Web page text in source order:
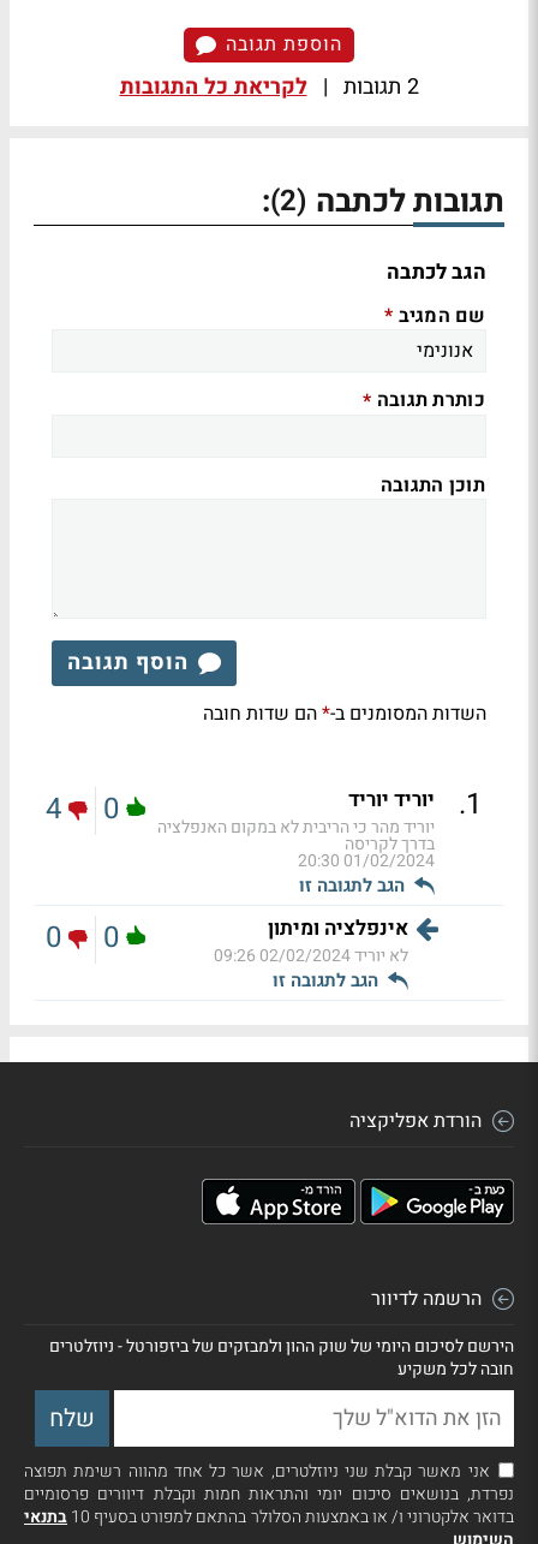
הוספת תגובה
2 תגובות | לקריאת כל התגובות
תגובות לכתבה (2)
:
הגב לכתבה
שם המגיב *
כותרת תגובה *
תוכן התגובה
הוסף תגובה
השדות המסומנים ב-*הם שדות חובה
1
. יוריד יוריד
יוריד מהר כי הריבית לא במקום האנפלציה
בדרך לקריסה
01/02/2024 20:30
הגב לתגובה זו
0
4
אינפלציה ומיתון
לא יוריד02/02/2024 09:26
הגב לתגובה זו
0
0
הורדת אפליקציה
הרשמה לדיוור
הירשם לסיכום היומי של שוק ההון ולמבזקים של ביזפורטל - ניוזלטרים
חובה לכל משקיע
אני מאשר קבלת שני ניוזלטרים, אשר כל אחד מהווה רשימת תפוצה
נפרדת, בנושאים סיכום יומי והתראות חמות וקבלת דיוורים פרסומיים
בדואר אלקטרוני ו/ או באמצעות הסלולר בהתאם למפורט בסעיף 10
בתנאי